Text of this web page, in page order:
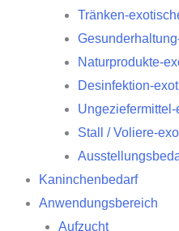
Tränken-
Naturprodukte-
Desinfektion-
Stall / Voliere-
Kaninchenbedarf
Anwendungsbereich
Aufzucht